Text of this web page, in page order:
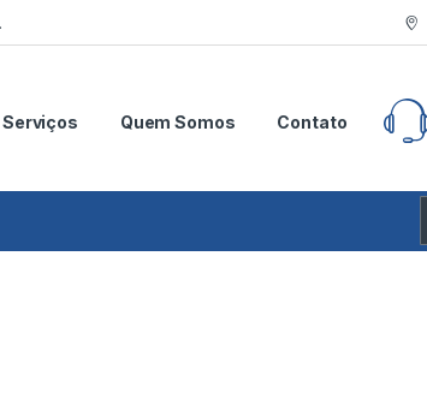
Serviços Quem Somos Contato